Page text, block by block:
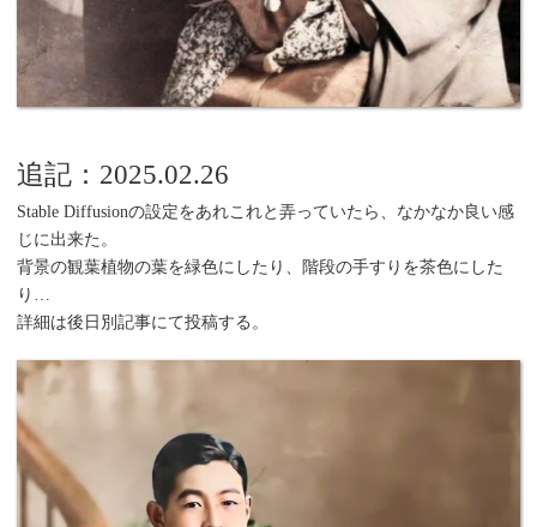
追記：2025.02.26
Stable Diffusionの設定をあれこれと弄っていたら、なかなか良い感
じに出来た。
背景の観葉植物の葉を緑色にしたり、階段の手すりを茶色にした
り…
詳細は後日別記事にて投稿する。